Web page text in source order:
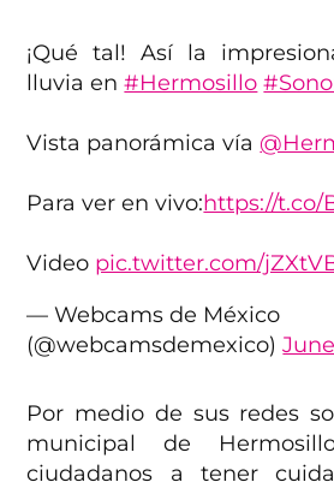
¡Qué tal! Así la
lluvia en#Hermosillo
Vista panorámica vía
Para ver en vivo:https://t.co/
Video pic.twitter.com/
— Webcams de México
(@webcamsdemexico)
Por medio de sus redes
municipal de
ciudadanos a tener